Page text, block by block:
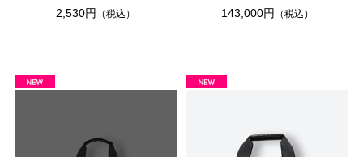
2,530円
（税込）
143,000円
（税込）